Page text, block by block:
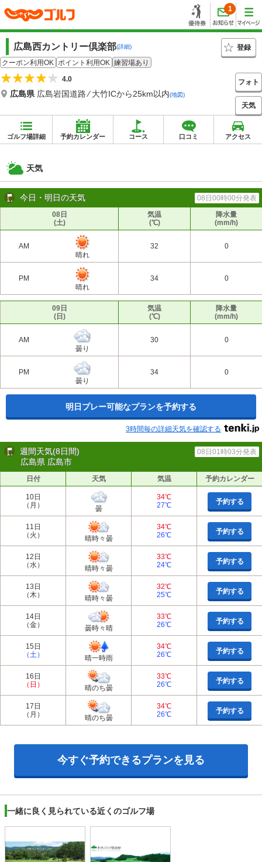
1
広島西カントリー倶楽部(詳細)
登録
クーポン利用OK ポイント利用OK 練習場あり
4.0
広島県 広島岩国道路 ⁄ 大竹ICから25km以内(地図)
フォト
天気
ゴルフ場詳細 予約カレンダー コース 口コミ アクセス
天気
今日・明日の天気
08日00時00分発表
08日
(土)
気温
(℃)
降水量
(mm/h)
AM
晴れ
32 0
PM
晴れ
34 0
09日
(日)
気温
(℃)
降水量
(mm/h)
AM
曇り
30 0
PM
曇り
34 0
明日プレー可能なプランを予約する
3時間毎の詳細天気を確認する
週間天気(8日間)
広島県 広島市
08日01時03分発表
日付 天気 気温 予約カレンダー
10日
（月）
曇
34℃
27℃
予約する
11日
（火）
晴時々曇
34℃
26℃
予約する
12日
（水）
晴時々曇
33℃
24℃
予約する
13日
（木）
晴時々曇
32℃
25℃
予約する
14日
（金）
曇時々晴
33℃
26℃
予約する
15日
（土）
晴一時雨
34℃
26℃
予約する
16日
（日）
晴のち曇
33℃
26℃
予約する
17日
（月）
晴のち曇
34℃
26℃
予約する
今すぐ予約できるプランを見る
一緒に良く見られている近くのゴルフ場